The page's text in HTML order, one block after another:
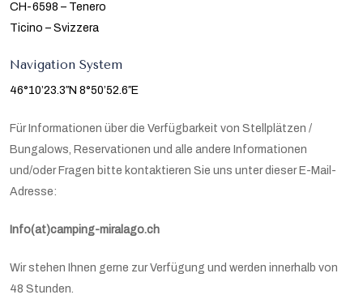
CH-6598 – Tenero
Ticino – Svizzera
Navigation System
46°10’23.3″N 8°50’52.6″E
Für Informationen über die Verfügbarkeit von Stellplätzen /
Bungalows, Reservationen und alle andere Informationen
und/oder Fragen bitte kontaktieren Sie uns unter dieser E-Mail-
Adresse:
Info(at)camping-miralago.ch
Wir stehen Ihnen gerne zur Verfügung und werden innerhalb von
48 Stunden.